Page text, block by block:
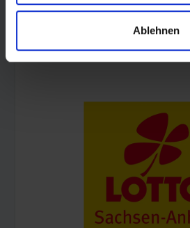
Ablehnen
© Land Sachsen-Anhalt